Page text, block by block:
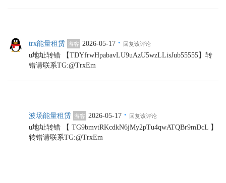
trx能量租赁 游客 2026-05-17 · 回复该评论
u地址转错 【TDYfrwHpabavLU9uAzU5wzLLisJub55555】转
错请联系TG:@TrxEm
波场能量租赁 游客 2026-05-17 · 回复该评论
u地址转错 【 TG9bmvtRKcdkN6jMy2pTu4qwATQBr9mDcL 】
转错请联系TG:@TrxEm